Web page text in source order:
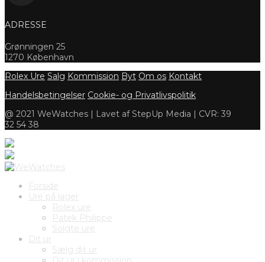
ADRESSE
Grønningen 25
1270 København
Rolex Ure Salg Kommission Byt Om os Kontakt
Handelsbetingelser Cookie- og Privatlivspolitik
@ 2021 WeWatches | Lavet af StepUp Media | CVR: 39
32 54 38
Forside
Ure på lager
Rolex ure
Patek Philippe
Solgte ure
Dit ur
Sælg dit ur